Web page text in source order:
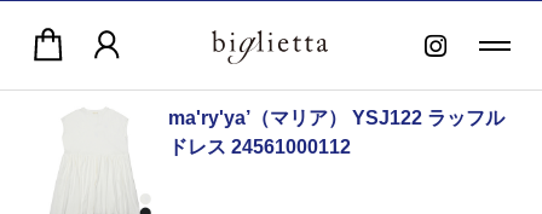
ma'ry'ya’（マリア） YSJ122 ラッフル
ドレス 24561000112